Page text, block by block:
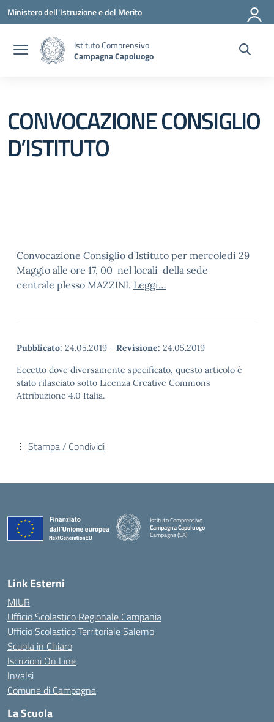
Vai ai contenuti
Vai al menu di navigazione
Vai al footer
Ministero dell'Istruzione e del Merito
Istituto Comprensivo
Campagna Capoluogo
CONVOCAZIONE CONSIGLIO
D’ISTITUTO
Convocazione Consiglio d’Istituto per mercoledì 29
Maggio alle ore 17, 00 nel locali della sede
centrale plesso MAZZINI. Leggi…
Pubblicato: 24.05.2019 - Revisione: 24.05.2019
Eccetto dove diversamente specificato, questo articolo è
stato rilasciato sotto Licenza Creative Commons
Attribuzione 4.0 Italia.
Stampa / Condividi
Istituto Comprensivo
Campagna Capoluogo
Campagna (SA)
Link Esterni
MIUR
Ufficio Scolastico Regionale Campania
Ufficio Scolastico Territoriale Salerno
Scuola in Chiaro
Iscrizioni On Line
Invalsi
Comune di Campagna
La Scuola